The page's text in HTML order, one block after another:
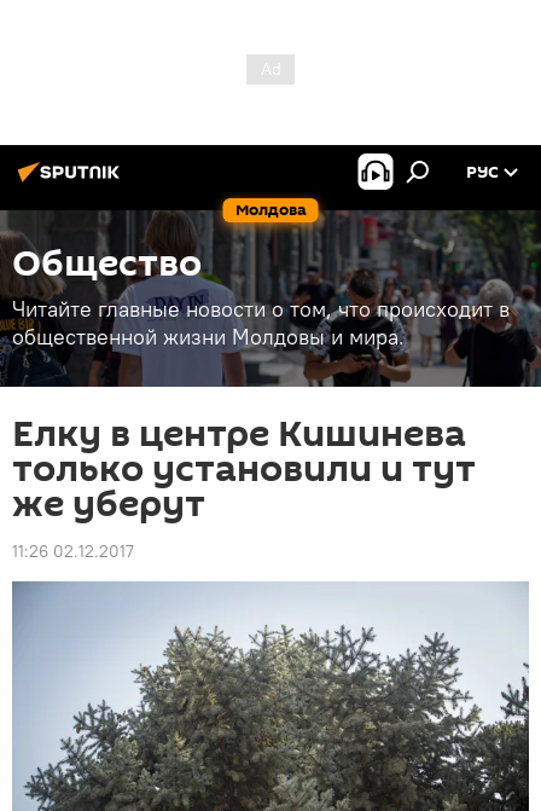
Молдова
РУС
Общество
Читайте главные новости о том, что происходит в
общественной жизни Молдовы и мира.
Елку в центре Кишинева
только установили и тут
же уберут
11:26 02.12.2017